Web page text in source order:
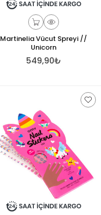
Martinelia Vücut Spreyi //
Unicorn
549,90₺